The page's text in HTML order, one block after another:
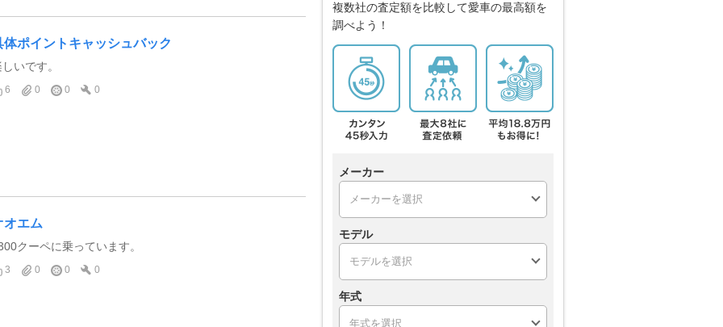
体ポイントキャッシュバック
いです。
6 0 0 0
オエム
クーペに乗っています。
3 0 0 0
複数社の査定額を比較して愛車の最高額を
調べよう！
メーカー
モデル
年式